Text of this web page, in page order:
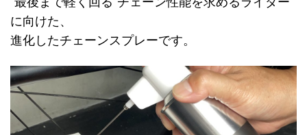
に向けた、
進化したチェーンスプレーです。